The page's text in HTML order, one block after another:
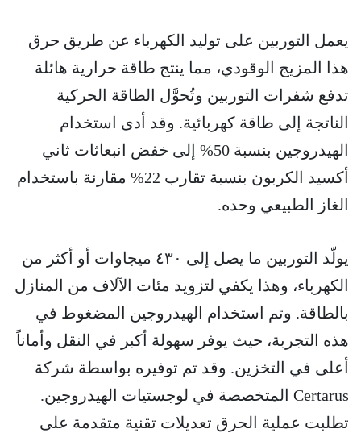
يعمل التوربين على توليد الكهرباء عن طريق حرق
هذا المزيج الوقودي، مما ينتج طاقة حرارية هائلة
تدفع شفرات التوربين وتُحوَّل الطاقة الحركية
الناتجة إلى طاقة كهربائية. وقد أدى استخدام
الهيدروجين بنسبة 50% إلى خفض انبعاثات ثاني
أكسيد الكربون بنسبة تقارب 22% مقارنة باستخدام
الغاز الطبيعي وحده.
يولّد التوربين ما يصل إلى ٤٣٠ ميجاوات أو أكثر من
الكهرباء، وهذا يكفي لتزويد مئات الآلاف من المنازل
بالطاقة. وتم استخدام الهيدروجين المضغوط في
هذه التجربة، حيث يوفر سهولة أكبر في النقل وأماناً
أعلى في التخزين. وقد تم توفيره بواسطة شركة
Certarus المتخصصة في لوجستيات الهيدروجين.
تطلبت عملية الحرق تعديلات تقنية متقدمة على